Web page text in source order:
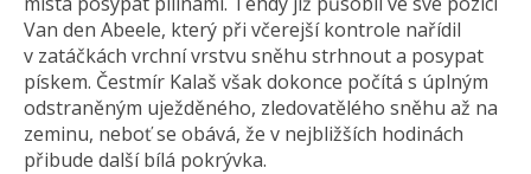
Van den Abeele, který při včerejší kontrole nařídil
v zatáčkách vrchní vrstvu sněhu strhnout a posypat
pískem. Čestmír Kalaš však dokonce počítá s úplným
odstraněným uježděného, zledovatělého sněhu až na
zeminu, neboť se obává, že v nejbližších hodinách
přibude další bílá pokrývka.